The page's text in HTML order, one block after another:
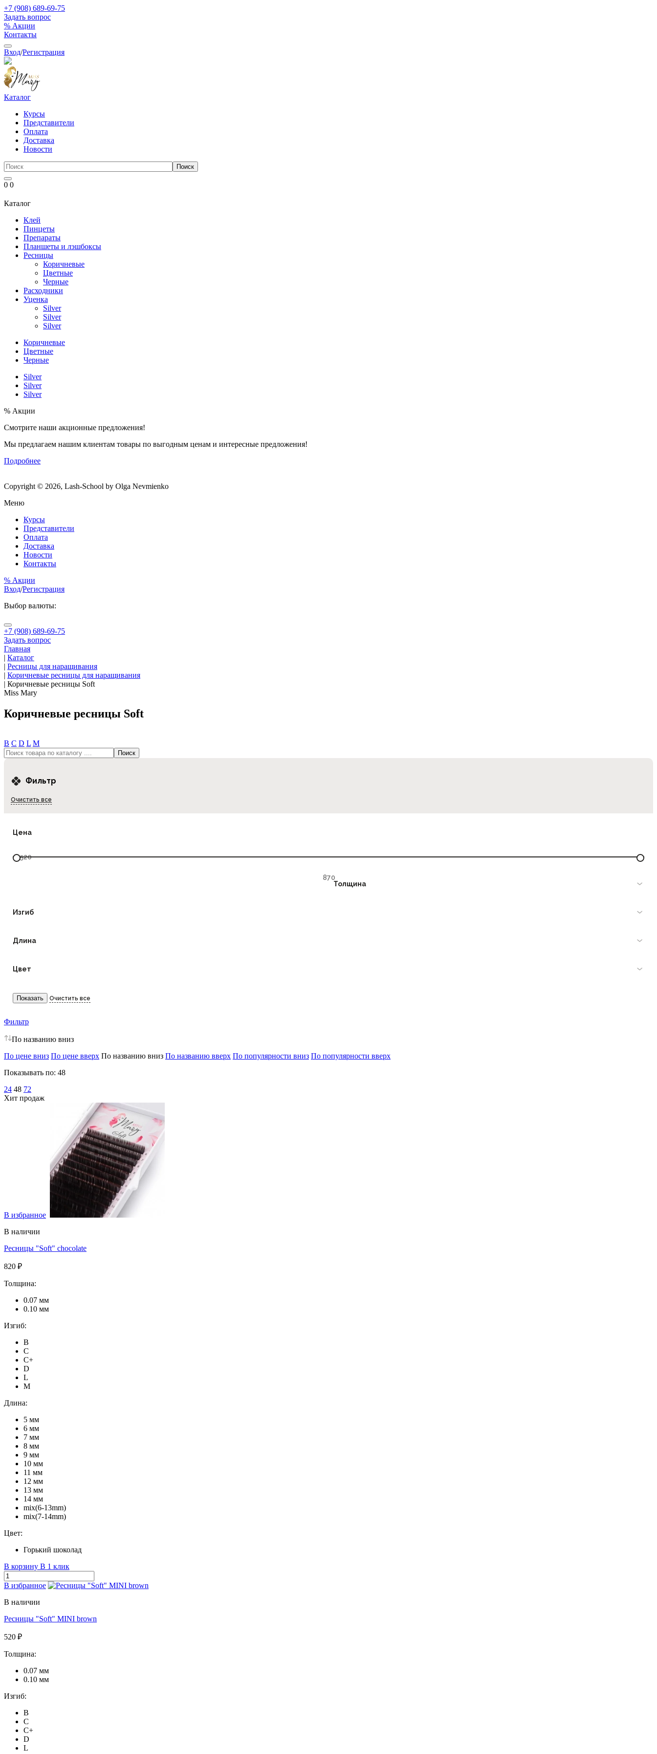
+7 (908) 689-69-75
Задать вопрос
% Акции
Контакты
Вход/Регистрация
Каталог
Курсы
Представители
Оплата
Доставка
Новости
0 0
Каталог
Клей
Пинцеты
Препараты
Планшеты и лэшбоксы
Ресницы
Коричневые
Цветные
Черные
Расходники
Уценка
Silver
Silver
Silver
Коричневые
Цветные
Черные
Silver
Silver
Silver
% Акции
Смотрите наши акционные предложения!
Мы предлагаем нашим клиентам товары по выгодным ценам и интересные предложения!
Подробнее
Copyright © 2026, Lash-School by Olga Nevmienko
Меню
Курсы
Представители
Оплата
Доставка
Новости
Контакты
% Акции
Вход/Регистрация
Выбор валюты:
+7 (908) 689-69-75
Задать вопрос
Главная
| Каталог
| Ресницы для наращивания
| Коричневые ресницы для наращивания
| Коричневые ресницы Soft
Miss Mary
Коричневые ресницы Soft
В С D L М
Фильтр
Очистить все
Цена
Толщина
Изгиб
Длина
Цвет
Фильтр
По названию вниз
По цене вниз По цене вверх По названию вниз По названию вверх По популярности вниз По популярности вверх
Показывать по: 48
24 48 72
Хит продаж
В избранное
В наличии
Ресницы "Soft" chocolate
820 ₽
Толщина:
0.07 мм
0.10 мм
Изгиб:
B
C
C+
D
L
M
Длина:
5 мм
6 мм
7 мм
8 мм
9 мм
10 мм
11 мм
12 мм
13 мм
14 мм
mix(6-13mm)
mix(7-14mm)
Цвет:
Горький шоколад
В корзину В 1 клик
В избранное
В наличии
Ресницы "Soft" MINI brown
520 ₽
Толщина:
0.07 мм
0.10 мм
Изгиб:
B
C
C+
D
L